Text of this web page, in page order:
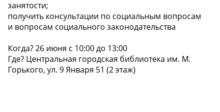
занятости;
получить консультации по социальным вопросам
и вопросам социального законодательства
Когда? 26 июня с 10:00 до 13:00
Где? Центральная городская библиотека им. М.
Горького, ул. 9 Января 51 (2 этаж)